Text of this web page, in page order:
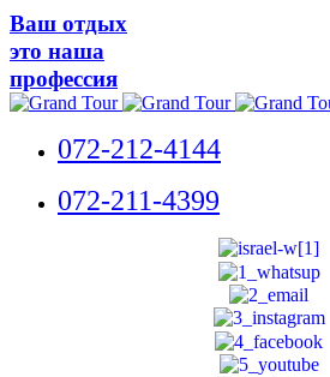
Ваш отдых
это наша
профессия
072-212-4144
072-211-4399